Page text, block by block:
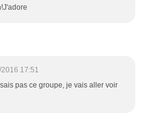
17:51
pas ce groupe, je vais aller voir